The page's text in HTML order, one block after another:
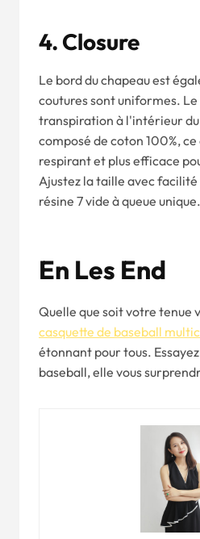
4. CLosuRe
Le bord du chapeau est
coutures sont uniformes. Le
transpiration à l'intérieur
composé de coton 100%,
respirant et plus efficace
Ajustez la taille avec facilité
résine 7 vide à queue unique.
En Les ENd
Quelle que soit votre tenue
casquette de baseball
étonnant pour tous.
baseball, elle vous